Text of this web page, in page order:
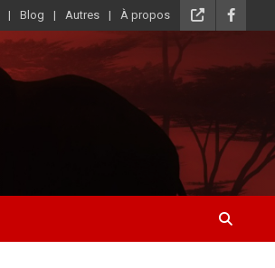
Blog Autres À propos